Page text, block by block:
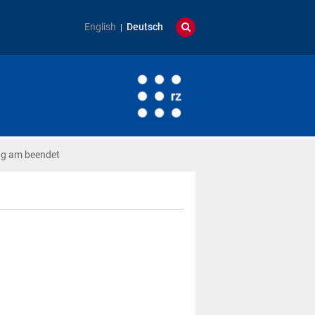
English Deutsch
am beendet